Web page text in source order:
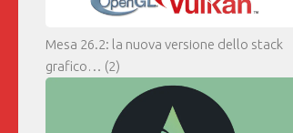
Mesa 26.2: la nuova versione dello stack
grafico… (2)